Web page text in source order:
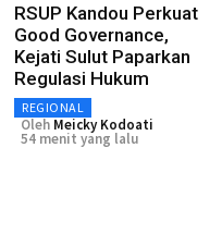
RSUP Kandou Perkuat
Good Governance,
Kejati Sulut Paparkan
Regulasi Hukum
REGIONAL
Oleh Meicky Kodoati
54 menit yang lalu